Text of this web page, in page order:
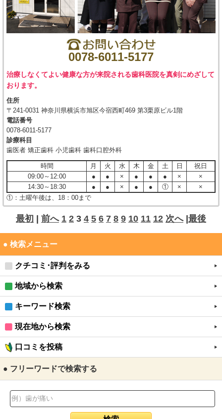
0078-6011-5177
治療しなくてよい健康な方が来院される歯科医院を真剣にめざして
おります。
住所
〒241-0031 神奈川県横浜市旭区今宿西町469 第3栗原ビル1階
電話番号
0078-6011-5177
診療科目
歯医者 矯正歯科 小児歯科 歯科口腔外科
時間 月 火 水 木 金 土 日
祝日
09:00～12:00
● ● × ● ● ● ×
×
14:30～18:30
● ● × ● ● ① ×
×
①：土曜午後は、18：00まで
最初 前へ 1 2 3 4 5 6 7 8 9 10 11 12 次へ| 最後
● 検索メニュー
クチコミ･評判をみる
地域から検索
キーワード検索
現在地から検索
口コミを投稿
● フリーワードで検索する